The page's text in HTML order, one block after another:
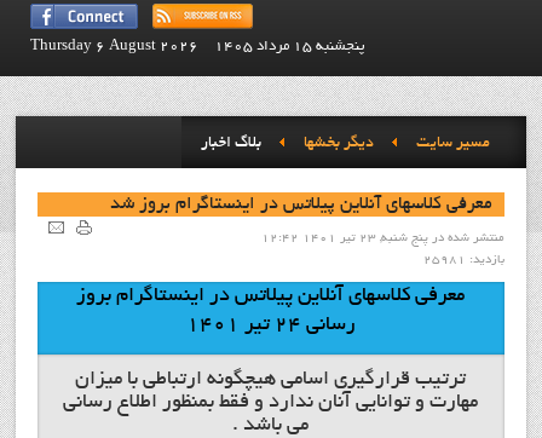
پنجشنبه 15 مرداد 1405 Thursday 6 August 2026
مسیر سایت ديگر بخشها بلاگ اخبار
معرفی کلاسهای آنلاین پیلاتس در اینستاگرام بروز شد
منتشر شده در پنج شنبه, 23 تیر 1401 12:42
بازدید: 25981
معرفی کلاسهای آنلاین پیلاتس در اینستاگرام بروز
رسانی 24 تیر 1401
ترتیب قرارگیری اسامی هیچگونه ارتباطی با میزان
مهارت و توانایی آنان ندارد و فقط بمنظور اطلاع رسانی
می باشد .